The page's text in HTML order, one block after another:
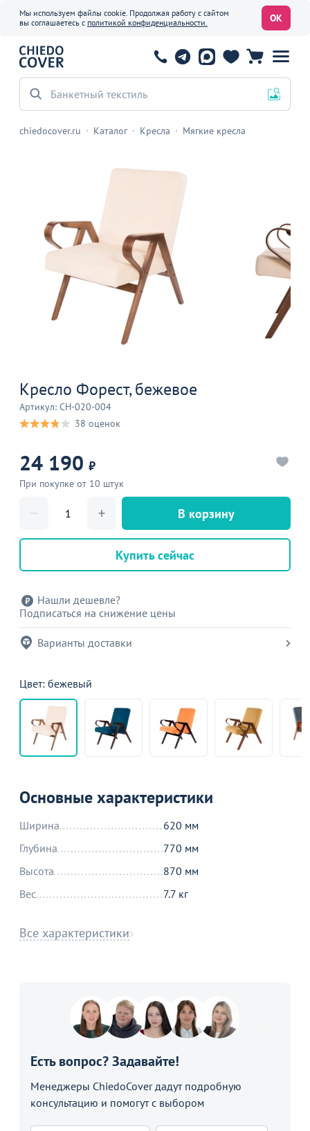
Мы используем файлы cookie. Продолжая работу с сайтом
вы соглашаетесь с политикой конфиденциальности. ОК
Банкетный текстиль
chiedocover.ru Каталог Кресла Мягкие кресла
Кресло Форест, бежевое
Артикул: CH-020-004
38 оценок
24 190 ₽
При покупке от 10 штук
В корзину
Купить сейчас
Нашли дешевле?
Подписаться на снижение цены
Варианты доставки
Цвет: бежевый
Основные характеристики
Ширина
620 мм
Глубина
770 мм
Высота
870 мм
Вес
7.7 кг
Все характеристики
Есть вопрос? Задавайте!
Менеджеры ChiedoCover дадут подробную
консультацию и помогут с выбором